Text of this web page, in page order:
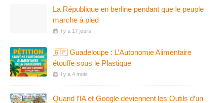
La République en berline pendant que le peuple
marche à pied
Il y a 17 jours
🇬🇵 Guadeloupe : L’Autonomie Alimentaire
étouffe sous le Plastique
Il y a 4 mois
Quand l’IA et Google deviennent les Outils d’un